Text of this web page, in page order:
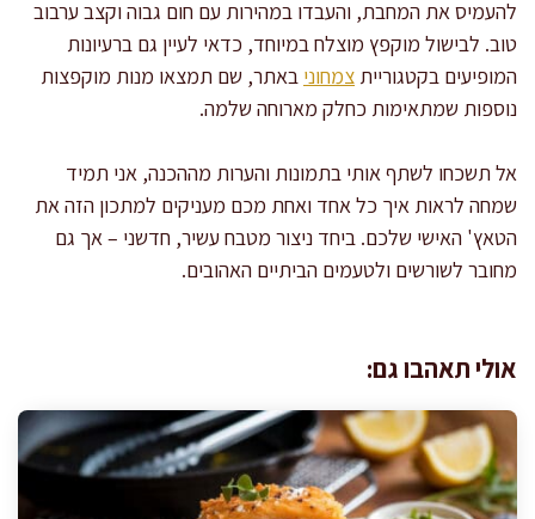
להעמיס את המחבת, והעבדו במהירות עם חום גבוה וקצב ערבוב
טוב. לבישול מוקפץ מוצלח במיוחד, כדאי לעיין גם ברעיונות
המופיעים בקטגוריית צמחוני באתר, שם תמצאו מנות מוקפצות
נוספות שמתאימות כחלק מארוחה שלמה.
אל תשכחו לשתף אותי בתמונות והערות מההכנה, אני תמיד
שמחה לראות איך כל אחד ואחת מכם מעניקים למתכון הזה את
הטאץ' האישי שלכם. ביחד ניצור מטבח עשיר, חדשני – אך גם
מחובר לשורשים ולטעמים הביתיים האהובים.
אולי תאהבו גם: